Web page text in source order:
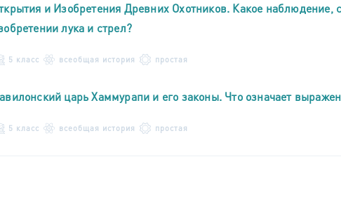
и Изобретения Древних Охотников. Какое наблюдение,
лука и стрел?
5 класс всеобщая история простая
царь Хаммурапи и его законы. Что означает
5 класс всеобщая история простая